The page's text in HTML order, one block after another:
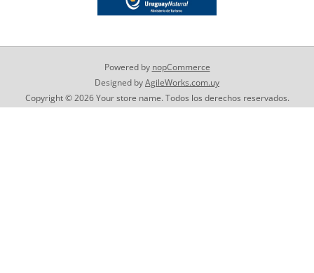
Powered by nopCommerce
Designed byAgileWorks.com.uy
Copyright © 2026 Your store name. Todos los derechos reservados.